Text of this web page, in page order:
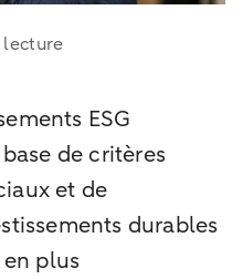
ESG
de critères
et de
durables
plus